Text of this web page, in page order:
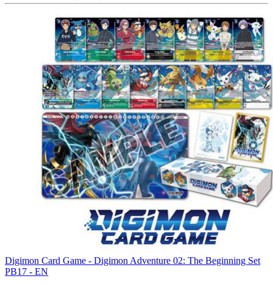
Digimon Card Game - Digimon Adventure 02: The Beginning Set
PB17 - EN